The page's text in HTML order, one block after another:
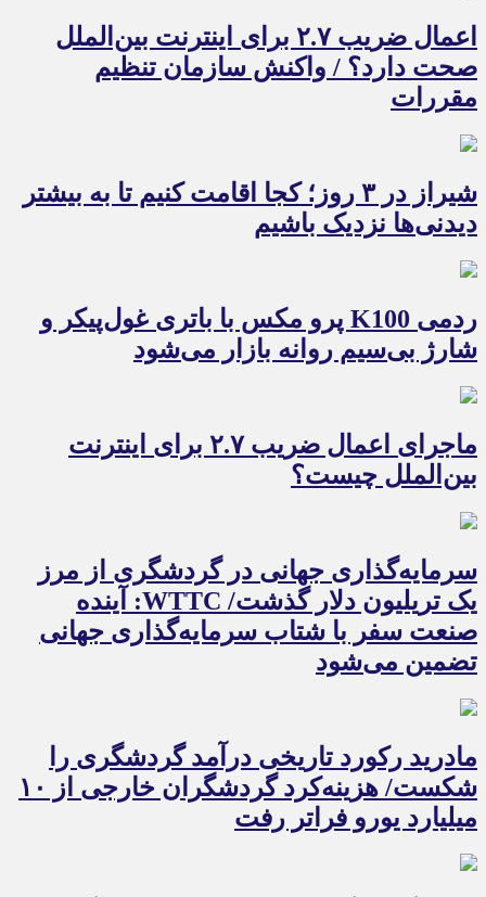
اعمال ضریب ۲.۷ برای اینترنت بین‌الملل
صحت دارد؟ / واکنش سازمان تنظیم
مقررات
شیراز در ۳ روز؛ کجا اقامت کنیم تا به بیشتر
دیدنی‌ها نزدیک باشیم
ردمی K100 پرو مکس با باتری غول‌پیکر و
شارژ بی‌سیم روانه بازار می‌شود
ماجرای اعمال ضریب ۲.۷ برای اینترنت
بین‌الملل چیست؟
سرمایه‌گذاری جهانی در گردشگری از مرز
یک تریلیون دلار گذشت/ WTTC: آینده
صنعت سفر با شتاب سرمایه‌گذاری جهانی
تضمین می‌شود
مادرید رکورد تاریخی درآمد گردشگری را
شکست/ هزینه‌کرد گردشگران خارجی از ۱۰
میلیارد یورو فراتر رفت